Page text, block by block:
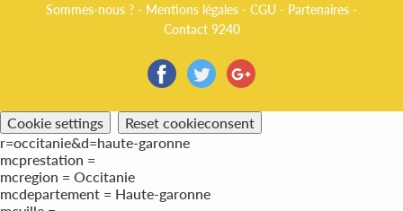
Sommes-nous ? - Mentions légales - CGU - Partenaires -
Contact 9240
Cookie settings
Reset cookieconsent
r=occitanie&d=haute-garonne
mcprestation =
mcregion = Occitanie
mcdepartement = Haute-garonne